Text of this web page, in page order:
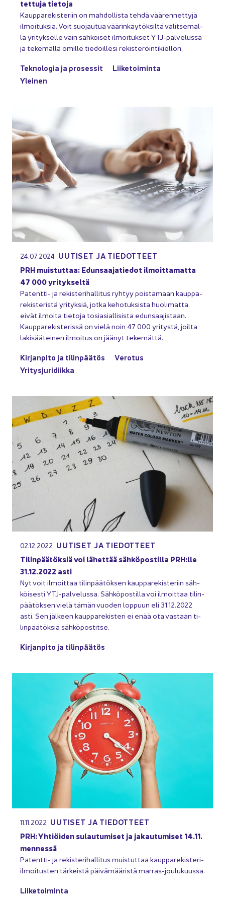
tet­tu­ja tie­to­ja
Kaup­pa­re­kis­te­riin on mah­dol­lis­ta tehdä vää­ren­net­ty­jä
il­moi­tuk­sia. Voit suo­jau­tua vää­rin­käy­tök­sil­tä va­lit­se­mal­
la yri­tyk­sel­le vain säh­köi­set il­moi­tuk­set YTJ-​palvelussa
ja te­ke­mäl­lä omil­le tie­doil­le­si re­kis­te­röin­ti­kiel­lon.
Tek­no­lo­gia ja pro­ses­sit
Lii­ke­toi­min­ta
Ylei­nen
24.07.2024 UU­TI­SET JA TIE­DOT­TEET
PRH muis­tut­taa: Edun­saa­ja­tie­dot il­moit­ta­mat­ta
47 000 yri­tyk­sel­tä
Patentti-​ ja re­kis­te­ri­hal­li­tus ryh­tyy pois­ta­maan kaup­pa­
re­kis­te­ris­tä yri­tyk­siä, jotka ke­ho­tuk­sis­ta huo­li­mat­ta
eivät il­moi­ta tie­to­ja to­sia­sial­li­sis­ta edun­saa­jis­taan.
Kaup­pa­re­kis­te­ris­sä on vielä noin 47 000 yri­tys­tä, joil­ta
la­ki­sää­tei­nen il­moi­tus on jää­nyt te­ke­mät­tä.
Kir­jan­pi­to ja ti­lin­pää­tös
Ve­ro­tus
Yri­tys­ju­ri­diik­ka
02.12.2022 UU­TI­SET JA TIE­DOT­TEET
Ti­lin­pää­tök­siä voi lä­het­tää säh­kö­pos­til­la PRH:lle
31.12.2022 asti
Nyt voit il­moit­taa ti­lin­pää­tök­sen kaup­pa­re­kis­te­riin säh­
köi­ses­ti YTJ-​palvelussa. Säh­kö­pos­til­la voi il­moit­taa ti­lin­
pää­tök­sen vielä tämän vuo­den lop­puun eli 31.12.2022
asti. Sen jäl­keen kaup­pa­re­kis­te­ri ei enää ota vas­taan ti­
lin­pää­tök­siä säh­kö­pos­tit­se.
Kir­jan­pi­to ja ti­lin­pää­tös
11.11.2022 UU­TI­SET JA TIE­DOT­TEET
PRH: Yh­tiöi­den su­lau­tu­mi­set ja ja­kau­tu­mi­set 14.11.
men­nes­sä
Patentti-​ ja re­kis­te­ri­hal­li­tus muis­tut­taa kaupparekisteri-​
ilmoitusten tär­keis­tä päi­vä­mää­ris­tä marras-​joulukuussa.
Lii­ke­toi­min­ta